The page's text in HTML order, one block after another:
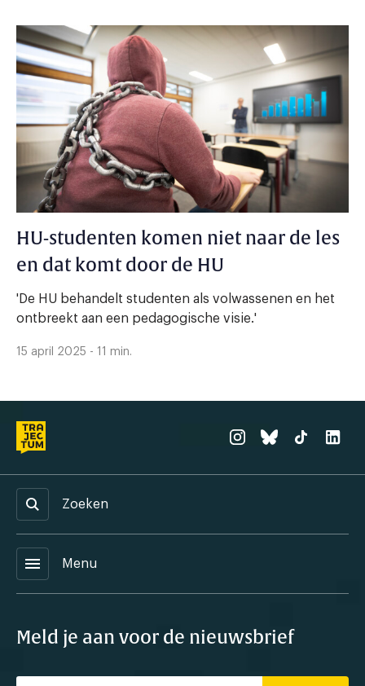
HU-studenten komen niet naar de les
en dat komt door de HU
'De HU behandelt studenten als volwassenen en het
ontbreekt aan een pedagogische visie.'
15 april 2025 - 11 min.
Zoeken
menu Menu
Meld je aan voor de nieuwsbrief